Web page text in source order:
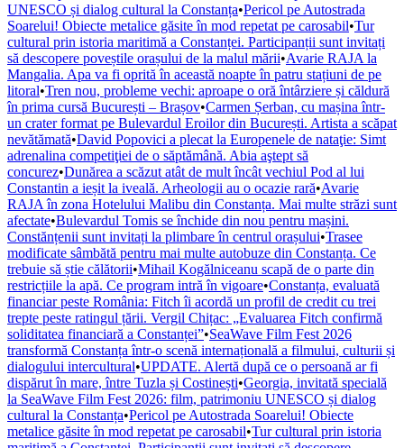
UNESCO și dialog cultural la Constanța•Pericol pe Autostrada
Soarelui! Obiecte metalice găsite în mod repetat pe carosabil•Tur
cultural prin istoria maritimă a Constanței. Participanții sunt invitați
să descopere poveștile orașului de la malul mării•Avarie RAJA la
Mangalia. Apa va fi oprită în această noapte în patru stațiuni de pe
litoral•Tren nou, probleme vechi: aproape o oră întârziere și căldură
în prima cursă București – Brașov•Carmen Șerban, cu mașina într-
un crater format pe Bulevardul Eroilor din București. Artista a scăpat
nevătămată•David Popovici a plecat la Europenele de nataţie: Simt
adrenalina competiţiei de o săptămână. Abia aştept să
concurez•Dunărea a scăzut atât de mult încât vechiul Pod al lui
Constantin a ieșit la iveală. Arheologii au o ocazie rară•Avarie
RAJA în zona Hotelului Malibu din Constanța. Mai multe străzi sunt
afectate•Bulevardul Tomis se închide din nou pentru mașini.
Constănțenii sunt invitați la plimbare în centrul orașului•Trasee
modificate sâmbătă pentru mai multe autobuze din Constanța. Ce
trebuie să știe călătorii•Mihail Kogălniceanu scapă de o parte din
restricțiile la apă. Ce program intră în vigoare•Constanța, evaluată
financiar peste România: Fitch îi acordă un profil de credit cu trei
trepte peste ratingul țării. Vergil Chițac: „Evaluarea Fitch confirmă
soliditatea financiară a Constanței”•SeaWave Film Fest 2026
transformă Constanța într-o scenă internațională a filmului, culturii și
dialogului intercultural•UPDATE. Alertă după ce o persoană ar fi
dispărut în mare, între Tuzla și Costinești•Georgia, invitată specială
la SeaWave Film Fest 2026: film, patrimoniu UNESCO și dialog
cultural la Constanța•Pericol pe Autostrada Soarelui! Obiecte
metalice găsite în mod repetat pe carosabil•Tur cultural prin istoria